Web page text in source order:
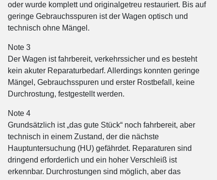
oder wurde komplett und originalgetreu restauriert. Bis auf
geringe Gebrauchsspuren ist der Wagen optisch und
technisch ohne Mängel.
Note 3
Der Wagen ist fahrbereit, verkehrssicher und es besteht
kein akuter Reparaturbedarf. Allerdings konnten geringe
Mängel, Gebrauchsspuren und erster Rostbefall, keine
Durchrostung, festgestellt werden.
Note 4
Grundsätzlich ist „das gute Stück“ noch fahrbereit, aber
technisch in einem Zustand, der die nächste
Hauptuntersuchung (HU) gefährdet. Reparaturen sind
dringend erforderlich und ein hoher Verschleiß ist
erkennbar. Durchrostungen sind möglich, aber das